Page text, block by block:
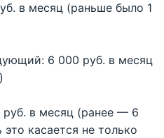
в месяц (раньше было 1
6 000 руб. в месяц
руб. в месяц (ранее — 6
касается не только